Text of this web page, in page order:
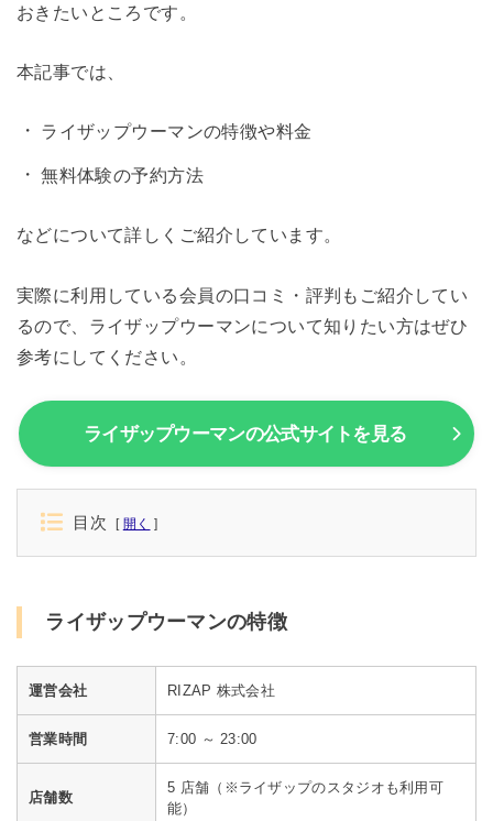
おきたいところです。
本記事では、
ライザップウーマンの特徴や料金
無料体験の予約方法
などについて詳しくご紹介しています。
実際に利用している会員の口コミ・評判もご紹介してい
るので、ライザップウーマンについて知りたい方はぜひ
参考にしてください。
ライザップウーマンの公式サイトを見る
目次 開く
ライザップウーマンの特徴
運営会社 RIZAP 株式会社
営業時間 7:00 ～ 23:00
店舗数
5 店舗（※ライザップのスタジオも利用可
能）